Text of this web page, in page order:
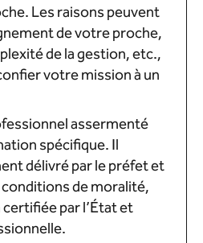
Les raisons peuvent
de votre proche,
de la gestion, etc.,
votre mission à un
assermenté
spécifique. Il
délivré par le préfet et
de moralité,
par l’État et